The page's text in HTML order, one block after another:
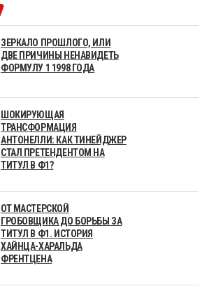
ЗЕРКАЛО ПРОШЛОГО, ИЛИ
ДВЕ ПРИЧИНЫ НЕНАВИДЕТЬ
ФОРМУЛУ 1 1998 ГОДА
ШОКИРУЮЩАЯ
ТРАНСФОРМАЦИЯ
АНТОНЕЛЛИ: КАК ТИНЕЙДЖЕР
СТАЛ ПРЕТЕНДЕНТОМ НА
ТИТУЛ В Ф1?
ОТ МАСТЕРСКОЙ
ГРОБОВЩИКА ДО БОРЬБЫ ЗА
ТИТУЛ В Ф1. ИСТОРИЯ
ХАЙНЦА-ХАРАЛЬДА
ФРЕНТЦЕНА